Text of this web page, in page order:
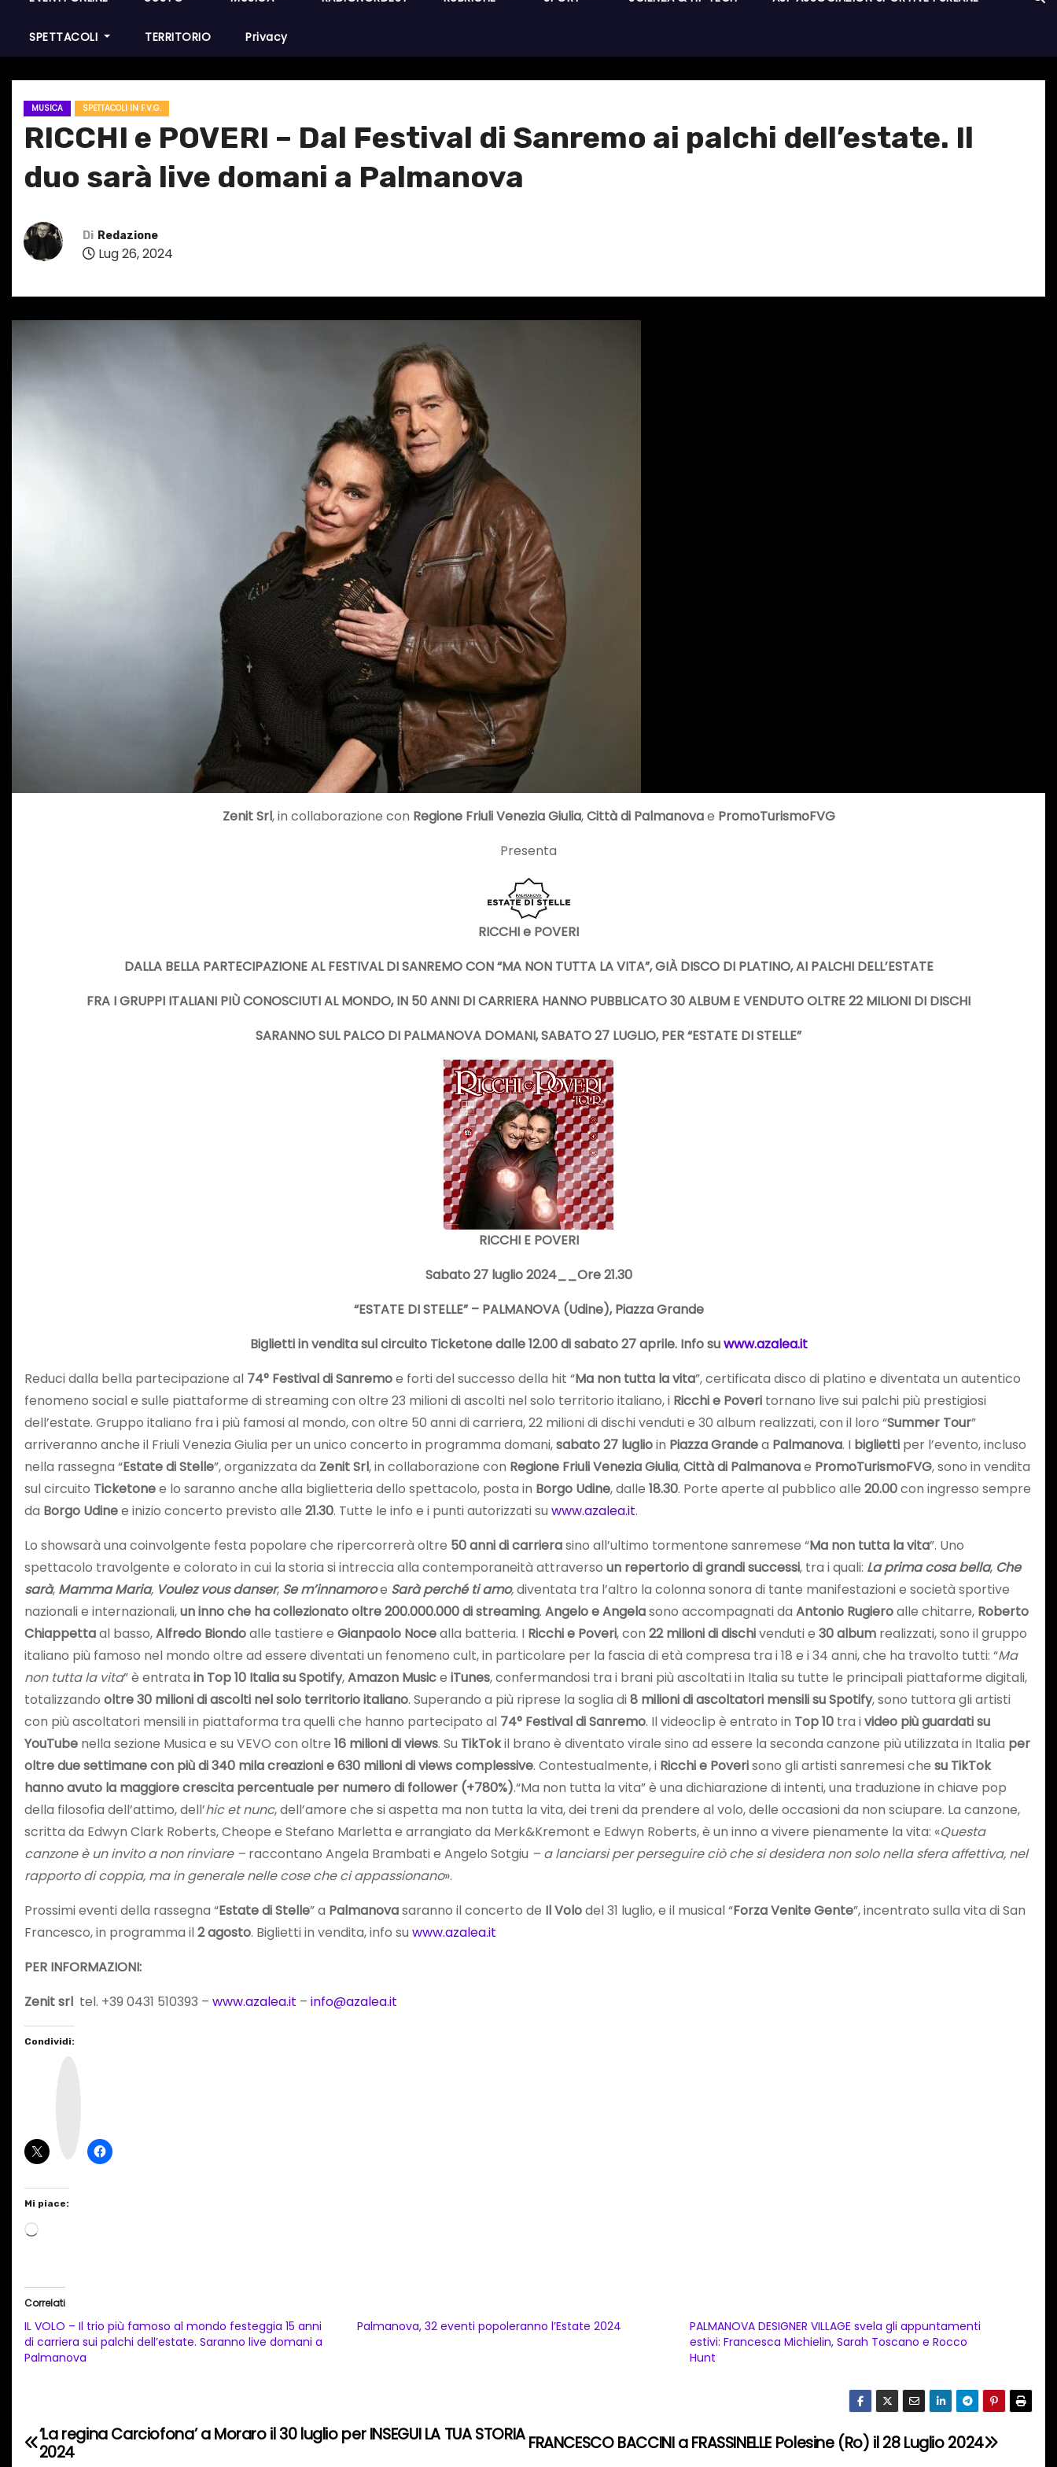
SPETTACOLI TERRITORIO Privacy
MUSICA SPETTACOLI IN F.V.G.
RICCHI e POVERI – Dal Festival di Sanremo ai palchi dell’estate. Il
duo sarà live domani a Palmanova
Di Redazione
Lug 26, 2024
Zenit Srl, in collaborazione con Regione Friuli Venezia Giulia,Città di Palmanovae PromoTurismoFVG
Presenta
RICCHI e POVERI
DALLA BELLA PARTECIPAZIONE AL FESTIVAL DI SANREMO CON “MA NON TUTTA LA VITA”, GIÀ DISCO DI PLATINO, AI PALCHI DELL’ESTATE
FRA I GRUPPI ITALIANI PIÙ CONOSCIUTI AL MONDO, IN 50 ANNI DI CARRIERA HANNO PUBBLICATO 30 ALBUM E VENDUTO OLTRE 22 MILIONI DI DISCHI
SARANNO SUL PALCO DI PALMANOVA DOMANI, SABATO 27 LUGLIO, PER “ESTATE DI STELLE”
RICCHI E POVERI
Sabato 27 luglio 2024__Ore 21.30
“ESTATE DI STELLE” – PALMANOVA (Udine), Piazza Grande
Biglietti in vendita sul circuito Ticketone dalle 12.00 di sabato 27 aprile. Info suwww.azalea.it
Reduci dalla bella partecipazione al 74° Festival di Sanremoe forti del successo della hit “Ma non tutta la vita”, certificata disco di platino e diventata un autentico
fenomeno social e sulle piattaforme di streaming con oltre 23 milioni di ascolti nel solo territorio italiano, i Ricchi e Poveri tornano live sui palchi più prestigiosi
dell’estate. Gruppo italiano fra i più famosi al mondo, con oltre 50 anni di carriera, 22 milioni di dischi venduti e 30 album realizzati, con il loro “Summer Tour”
arriveranno anche il Friuli Venezia Giulia per un unico concerto in programma domani,sabato 27 luglioin Piazza Grandea Palmanova. I biglietti per l’evento, incluso
nella rassegna “Estate di Stelle”, organizzata da Zenit Srl, in collaborazione con Regione Friuli Venezia Giulia,Città di Palmanovae PromoTurismoFVG, sono in vendita
sul circuito Ticketonee lo saranno anche alla biglietteria dello spettacolo, posta in Borgo Udine, dalle 18.30. Porte aperte al pubblico alle 20.00con ingresso sempre
da Borgo Udinee inizio concerto previsto alle 21.30. Tutte le info e i punti autorizzati su www.azalea.it.
Lo showsarà una coinvolgente festa popolare che ripercorrerà oltre 50 anni di carrierasino all’ultimo tormentone sanremese “Ma non tutta la vita”. Uno
spettacolo travolgente e colorato in cui la storia si intreccia alla contemporaneità attraverso un repertorio di grandi successi, tra i quali: La prima cosa bella, Che
sarà, Mamma Maria, Voulez vous danser, Se m’innamoroe Sarà perché ti amo,diventata tra l’altro la colonna sonora di tante manifestazioni e società sportive
nazionali e internazionali,un inno che ha collezionato oltre 200.000.000 di streaming. Angelo e Angelasono accompagnati da Antonio Rugieroalle chitarre, Roberto
Chiappettaal basso,Alfredo Biondoalle tastiere e Gianpaolo Nocealla batteria. I Ricchi e Poveri, con 22 milioni di dischivenduti e 30 album realizzati, sono il gruppo
italiano più famoso nel mondo oltre ad essere diventati un fenomeno cult, in particolare per la fascia di età compresa tra i 18 e i 34 anni, che ha travolto tutti: “Ma
non tutta la vita” è entrata in Top 10 Italia su Spotify,Amazon Musice iTunes, confermandosi tra i brani più ascoltati in Italia su tutte le principali piattaforme digitali,
totalizzando oltre 30 milioni di ascolti nel solo territorio italiano. Superando a più riprese la soglia di8 milioni di ascoltatori mensili su Spotify, sono tuttora gli artisti
con più ascoltatori mensili in piattaforma tra quelli che hanno partecipato al 74° Festival di Sanremo. Il videoclip è entrato in Top 10 tra ivideo più guardati su
YouTube nella sezione Musica e su VEVO con oltre 16 milioni di views. Su TikTokil brano è diventato virale sino ad essere la seconda canzone più utilizzata in Italia per
oltre due settimane con più di 340 mila creazioni e 630 milioni di views complessive. Contestualmente, i Ricchi e Poverisono gli artisti sanremesi che su TikTok
hanno avuto la maggiore crescita percentuale per numero di follower (+780%).“Ma non tutta la vita” è una dichiarazione di intenti, una traduzione in chiave pop
della filosofia dell’attimo, dell’hic et nunc, dell’amore che si aspetta ma non tutta la vita, dei treni da prendere al volo, delle occasioni da non sciupare. La canzone,
scritta da Edwyn Clark Roberts, Cheope e Stefano Marletta e arrangiato da Merk&Kremont e Edwyn Roberts, è un inno a vivere pienamente la vita: «Questa
canzone è un invito a non rinviare – raccontano Angela Brambati e Angelo Sotgiu – a lanciarsi per perseguire ciò che si desidera non solo nella sfera affettiva, nel
rapporto di coppia, ma in generale nelle cose che ci appassionano».
Prossimi eventi della rassegna “Estate di Stelle” a Palmanovasaranno il concerto de Il Volodel 31 luglio, e il musical “Forza Venite Gente”, incentrato sulla vita di San
Francesco, in programma il2 agosto. Biglietti in vendita, info su www.azalea.it
PER INFORMAZIONI:
Zenit srl tel. +39 0431 510393 – www.azalea.it – info@azalea.it
Condividi:
Mi piace:
C
a
m
t
o
Correlati
IL VOLO – Il trio più famoso al mondo festeggia 15 anni
di carriera sui palchi dell’estate. Saranno live domani a
Palmanova
Palmanova, 32 eventi popoleranno l’Estate 2024
PALMANOVA DESIGNER VILLAGE svela gli appuntamenti
estivi: Francesca Michielin, Sarah Toscano e Rocco
Hunt
N
FRANCESCO BACCINI a FRASSINELLE Polesine (Ro) il 28 Luglio 2024
‘La regina Carciofona’ a Moraro il 30 luglio per INSEGUI LA TUA STORIA
2024